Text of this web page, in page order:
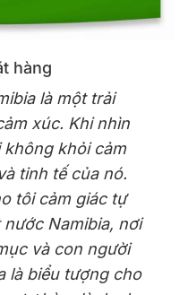
hàng
là một trải
xúc. Khi nhìn
không khỏi cảm
tinh tế của nó.
tôi cảm giác tự
Namibia, nơi
và con người
là biểu tượng cho